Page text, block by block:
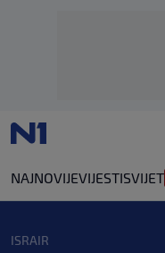
NAJNOVIJEVIJESTISVIJET
ISRAIR